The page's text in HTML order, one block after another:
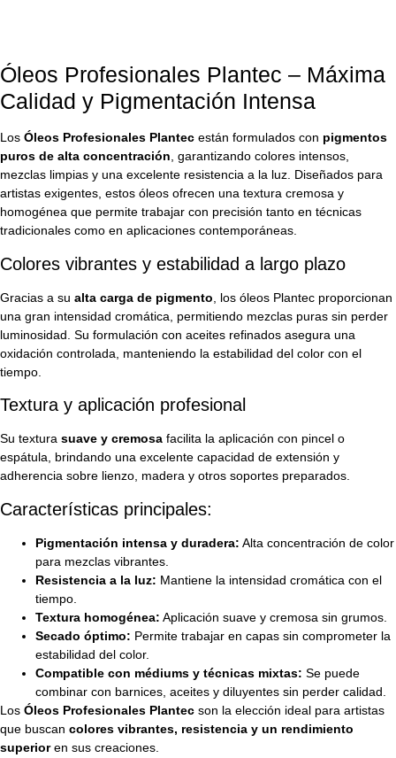
Óleos Profesionales Plantec – Máxima
Calidad y Pigmentación Intensa
Los Óleos Profesionales Plantec están formulados con pigmentos
puros de alta concentración, garantizando colores intensos,
mezclas limpias y una excelente resistencia a la luz. Diseñados para
artistas exigentes, estos óleos ofrecen una textura cremosa y
homogénea que permite trabajar con precisión tanto en técnicas
tradicionales como en aplicaciones contemporáneas.
Colores vibrantes y estabilidad a largo plazo
Gracias a su alta carga de pigmento , los óleos Plantec proporcionan
una gran intensidad cromática, permitiendo mezclas puras sin perder
luminosidad. Su formulación con aceites refinados asegura una
oxidación controlada, manteniendo la estabilidad del color con el
tiempo.
Textura y aplicación profesional
Su textura suave y cremosa facilita la aplicación con pincel o
espátula, brindando una excelente capacidad de extensión y
adherencia sobre lienzo, madera y otros soportes preparados.
Características principales:
Pigmentación intensa y duradera: Alta concentración de color
para mezclas vibrantes.
Resistencia a la luz: Mantiene la intensidad cromática con el
tiempo.
Textura homogénea: Aplicación suave y cremosa sin grumos.
Secado óptimo: Permite trabajar en capas sin comprometer la
estabilidad del color.
Compatible con médiums y técnicas mixtas: Se puede
combinar con barnices, aceites y diluyentes sin perder calidad.
Los Óleos Profesionales Plantec son la elección ideal para artistas
que buscan colores vibrantes, resistencia y un rendimiento
superioren sus creaciones.